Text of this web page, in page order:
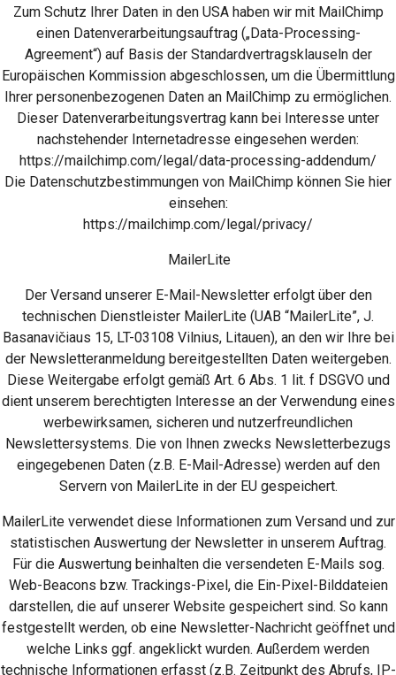
Zum Schutz Ihrer Daten in den USA haben wir mit MailChimp
einen Datenverarbeitungsauftrag („Data-Processing-
Agreement“) auf Basis der Standardvertragsklauseln der
Europäischen Kommission abgeschlossen, um die Übermittlung
Ihrer personenbezogenen Daten an MailChimp zu ermöglichen.
Dieser Datenverarbeitungsvertrag kann bei Interesse unter
nachstehender Internetadresse eingesehen werden:
https://mailchimp.com/legal/data-processing-addendum/
Die Datenschutzbestimmungen von MailChimp können Sie hier
einsehen:
https://mailchimp.com/legal/privacy/
MailerLite
Der Versand unserer E-Mail-Newsletter erfolgt über den
technischen Dienstleister MailerLite (UAB “MailerLite”, J.
Basanavičiaus 15, LT-03108 Vilnius, Litauen), an den wir Ihre bei
der Newsletteranmeldung bereitgestellten Daten weitergeben.
Diese Weitergabe erfolgt gemäß Art. 6 Abs. 1 lit. f DSGVO und
dient unserem berechtigten Interesse an der Verwendung eines
werbewirksamen, sicheren und nutzerfreundlichen
Newslettersystems. Die von Ihnen zwecks Newsletterbezugs
eingegebenen Daten (z.B. E-Mail-Adresse) werden auf den
Servern von MailerLite in der EU gespeichert.
MailerLite verwendet diese Informationen zum Versand und zur
statistischen Auswertung der Newsletter in unserem Auftrag.
Für die Auswertung beinhalten die versendeten E-Mails sog.
Web-Beacons bzw. Trackings-Pixel, die Ein-Pixel-Bilddateien
darstellen, die auf unserer Website gespeichert sind. So kann
festgestellt werden, ob eine Newsletter-Nachricht geöffnet und
welche Links ggf. angeklickt wurden. Außerdem werden
technische Informationen erfasst (z.B. Zeitpunkt des Abrufs, IP-